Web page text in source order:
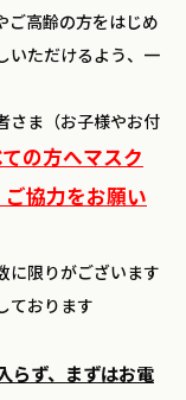
ご高齢の方をはじめ
いただけるよう、一
さま（お子様やお付
の方へマスク
協力をお願い
に限りがございます
ております
らず、まずはお電